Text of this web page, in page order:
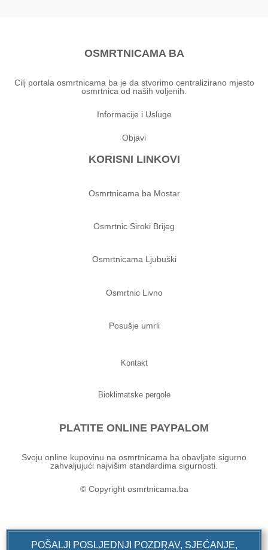
POŠALJI POSLJEDNJI POZDRAV, SJEĆANJE,
OSMRTNICAMA BA
Cilj portala osmrtnicama ba je da stvorimo centralizirano mjesto
osmrtnica od naših voljenih.
Informacije i Usluge
Objavi
KORISNI LINKOVI
Osmrtnicama ba Mostar
Osmrtnic Siroki Brijeg
Osmrtnicama Ljubuški
Osmrtnic Livno
Posušje umrli
Kontakt
Bioklimatske pergole
PLATITE ONLINE PAYPALOM
Svoju online kupovinu na osmrtnicama ba obavljate sigurno
zahvaljujući najvišim standardima sigurnosti.
© Copyright osmrtnicama.ba